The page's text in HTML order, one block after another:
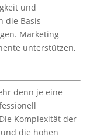
und
die Basis
Marketing
unterstützen,
denn je eine
Komplexität der
die hohen